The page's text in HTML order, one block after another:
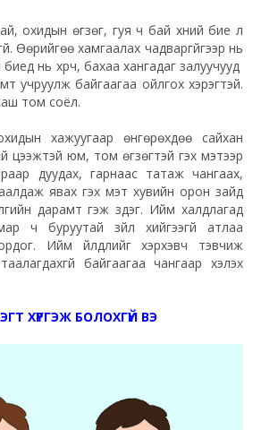
охидын өгзөг, гуя ч бай хүний бие л
Өөрийгөө хамгаалах чадваргүйгээр нь
нь хүрч, бахаа хангадаг залуучууд
учруулж байгаагаа ойлгох хэрэгтэй.
том соёл.
хажуугаар өнгөрөхдөө сайхан
цээжтэй юм, том өгзөгтэй гэх мэтээр
дуудах, гарнаас татаж чангаах,
явах гэх мэт хувийн орон зайд
дарамт гэж үздэг. Ийм халдлагад
ч буруутай зүйл хийгээгүй атлаа
ордог. Ийм үйлдлийг хэрхэвч тэвчиж
байгаагаа чангаар хэлэх
ХҮРГЭЖ БОЛОХГҮЙ ВЭ